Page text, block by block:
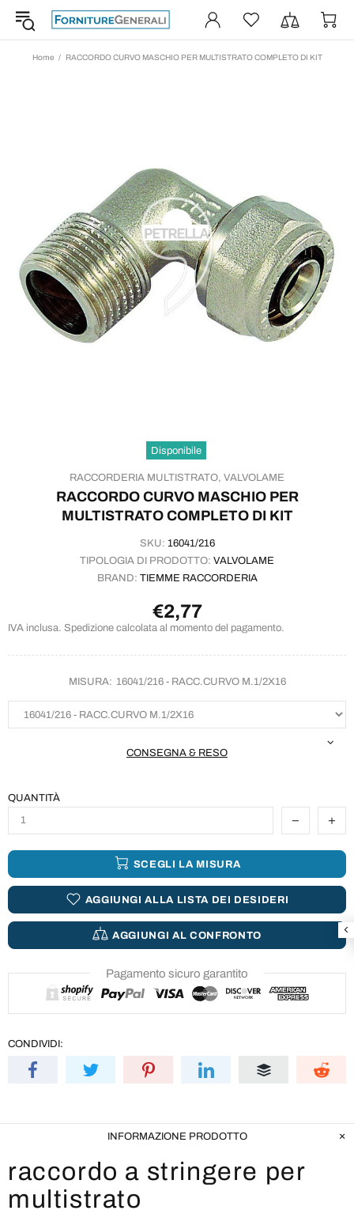
Home RACCORDO CURVO MASCHIO PER MULTISTRATO COMPLETO DI KIT
Disponibile
RACCORDERIA MULTISTRATO, VALVOLAME
RACCORDO CURVO MASCHIO PER
MULTISTRATO COMPLETO DI KIT
SKU: 16041/216
TIPOLOGIA DI PRODOTTO: VALVOLAME
BRAND: TIEMME RACCORDERIA
€2,77
IVA inclusa. Spedizione calcolata al momento del pagamento.
MISURA: 16041/216 - RACC.CURVO M.1/2X16
CONSEGNA & RESO
QUANTITÀ
SCEGLI LA MISURA
AGGIUNGI ALLA LISTA DEI DESIDERI
AGGIUNGI AL CONFRONTO
Pagamento sicuro garantito
CONDIVIDI:
INFORMAZIONE PRODOTTO
raccordo a stringere per
multistrato